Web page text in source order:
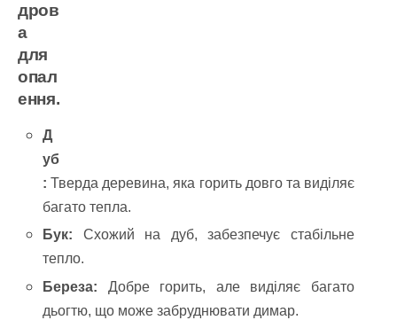
дров
а
для
опал
ення.
Д
уб
: Тверда деревина, яка горить довго та виділяє
багато тепла.
Бук: Схожий на дуб, забезпечує стабільне
тепло.
Береза: Добре горить, але виділяє багато
дьогтю, що може забруднювати димар.